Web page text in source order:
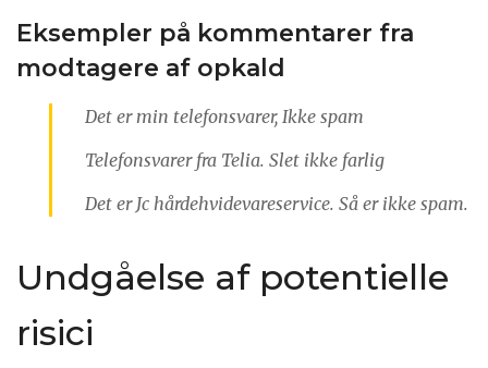
Eksempler på kommentarer fra
modtagere af opkald
Det er min telefonsvarer, Ikke spam
Telefonsvarer fra Telia. Slet ikke farlig
Det er Jc hårdehvidevareservice. Så er ikke spam.
Undgåelse af potentielle
risici